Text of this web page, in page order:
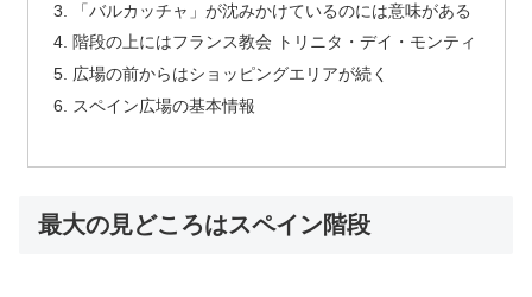
「バルカッチャ」が沈みかけているのには意味がある
階段の上にはフランス教会 トリニタ・デイ・モンティ
広場の前からはショッピングエリアが続く
スペイン広場の基本情報
最大の見どころはスペイン階段